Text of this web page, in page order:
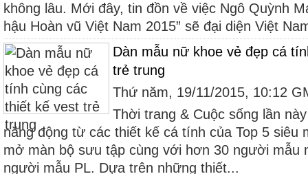
không lâu. Mới đây, tin đồn về việc Ngô Quỳnh
hậu Hoàn vũ Việt Nam 2015” sẽ đại diện Việt
Dàn mẫu nữ khoe vẻ đẹp cá
trẻ trung
Thứ năm, 19/11/2015, 10:12
Thời trang & Cuộc sống lần
năng động từ các thiết kế cá tính của Top 5 siêu
mở màn bộ sưu tập cùng với hơn 30 người mẫu
người mẫu PL. Dựa trên những thiết...